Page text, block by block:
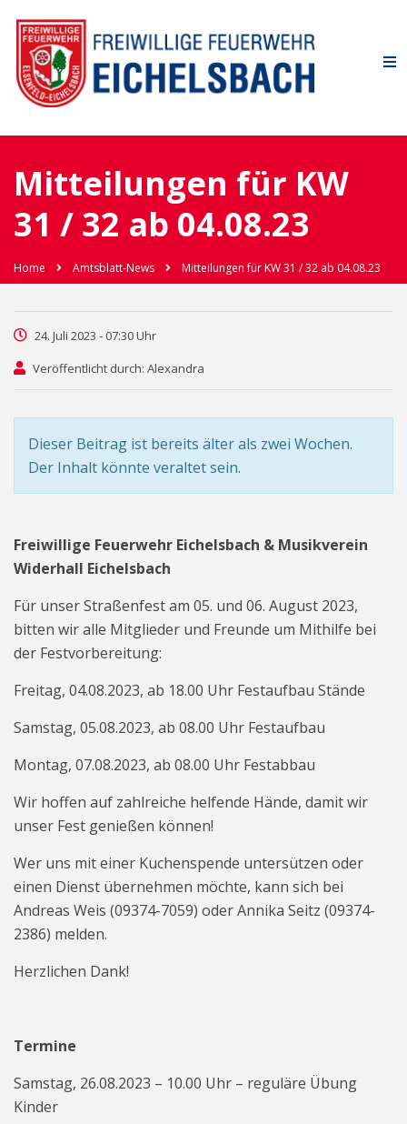
Mitteilungen für KW
31 / 32 ab 04.08.23
Home Amtsblatt-News Mitteilungen für KW 31 / 32 ab 04.08.23
24. Juli 2023 - 07:30 Uhr
Veröffentlicht durch: Alexandra
Dieser Beitrag ist bereits älter als zwei Wochen.
Der Inhalt könnte veraltet sein.
Freiwillige Feuerwehr Eichelsbach & Musikverein
Widerhall Eichelsbach
Für unser Straßenfest am 05. und 06. August 2023,
bitten wir alle Mitglieder und Freunde um Mithilfe bei
der Festvorbereitung:
Freitag, 04.08.2023, ab 18.00 Uhr Festaufbau Stände
Samstag, 05.08.2023, ab 08.00 Uhr Festaufbau
Montag, 07.08.2023, ab 08.00 Uhr Festabbau
Wir hoffen auf zahlreiche helfende Hände, damit wir
unser Fest genießen können!
Wer uns mit einer Kuchenspende untersützen oder
einen Dienst übernehmen möchte, kann sich bei
Andreas Weis (09374-7059) oder Annika Seitz (09374-
2386) melden.
Herzlichen Dank!
Termine
Samstag, 26.08.2023 – 10.00 Uhr – reguläre Übung
Kinder